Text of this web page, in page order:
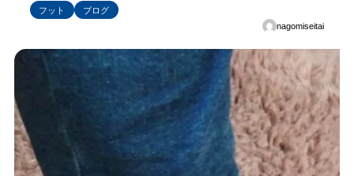
フット
ブログ
nagomiseitai